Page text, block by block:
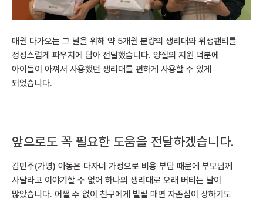
매월 다가오는 그 날을 위해 약 5개월 분량의 생리대와 위생팬티를
정성스럽게 파우치에 담아 전달했습니다. 양질의 지원 덕분에
아이들이 아껴서 사용했던 생리대를 편하게 사용할 수 있게
되었습니다.
앞으로도 꼭 필요한 도움을 전달하겠습니다.
김민주(가명) 아동은 다자녀 가정으로 비용 부담 때문에 부모님께
사달라고 이야기할 수 없어 하나의 생리대로 오래 버티는 날이
많았습니다. 어쩔 수 없이 친구에게 빌릴 때면 자존심이 상하기도